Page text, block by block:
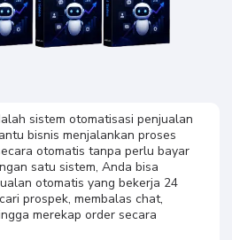
sistem otomatisasi penjualan
bisnis menjalankan proses
otomatis tanpa perlu bayar
satu sistem, Anda bisa
otomatis yang bekerja 24
prospek, membalas chat,
merekap order secara